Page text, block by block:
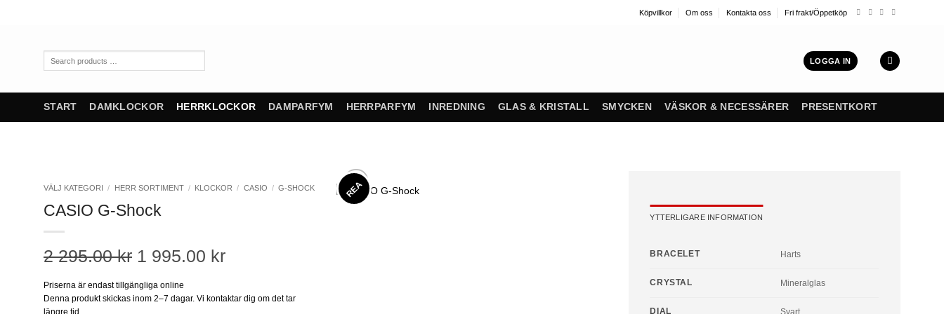
Köpvillkor Om oss Kontakta oss Fri frakt/Öppetköp
LOGGA IN
START DAMKLOCKOR HERRKLOCKOR DAMPARFYM HERRPARFYM INREDNING GLAS & KRISTALL SMYCKEN VÄSKOR & NECESSÄRER PRESENTKORT
VÄLJ KATEGORI / HERR SORTIMENT / KLOCKOR / CASIO / G-SHOCK
CASIO G-Shock
2 295.00kr Det
ursprungliga
1 995.00 krDet
Priserna är endast tillgängliga online
Denna produkt skickas inom 2–7 dagar. Vi kontaktar dig om det tar
längre tid.
REA
YTTERLIGARE INFORMATION
BRACELET Harts
CRYSTAL Mineralglas
DIAL Svart